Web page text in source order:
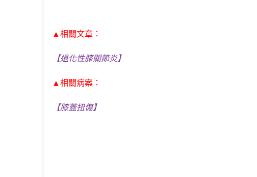
▲相關文章：
【退化性膝關節炎】
▲相關病案：
【膝蓋扭傷】